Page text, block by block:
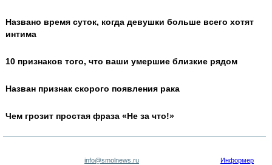
Названо время суток, когда девушки больше всего хотят
интима
10 признаков того, что ваши умершие близкие рядом
Назван признак скорого появления рака
Чем грозит простая фраза «Не за что!»
info@smolnews.ru Информер